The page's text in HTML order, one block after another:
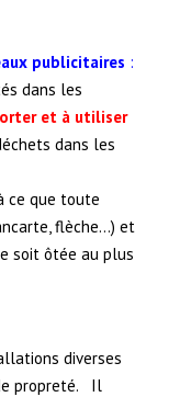
publicitaires :
dans les
et à utiliser
dans les
ce que toute
flèche…) et
soit ôtée au plus
diverses
propreté. Il